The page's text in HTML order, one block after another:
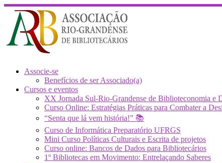
Skip
content
Associe-se
Benefícios de ser Associado(a)
Cursos e eventos
XX Jornada Sul-Rio-Grandense de Biblioteconomia e
Curso Online: Estratégias Práticas para Combater a
“Senta que lá vem história!” 📚
Curso de Informática Preparatório UFRGS
Mini Curso Políticas Culturais e Escrita de projetos
Curso online: Bancos de Dados para Bibliotecários
1º Bibliotecas em Movimento: Entrelaçando Saberes